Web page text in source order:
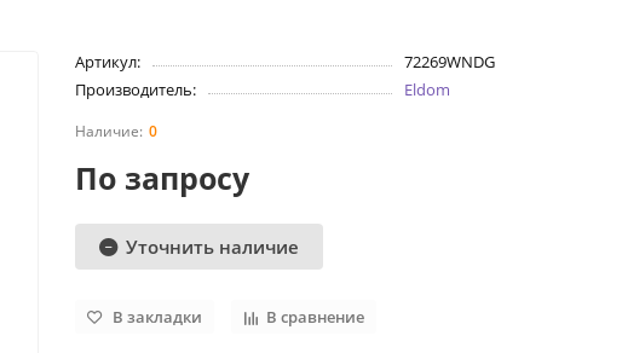
Артикул:
72269WNDG
Производитель:
Eldom
0
По запросу
Уточнить наличие
В закладки В сравнение